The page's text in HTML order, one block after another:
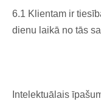
6.1 Klientam ir
dienu laikā no tās
Intelektuālais